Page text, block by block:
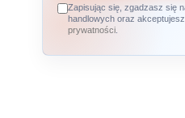
Zapisując się, zgadzasz się
handlowych oraz akceptujesz
prywatności